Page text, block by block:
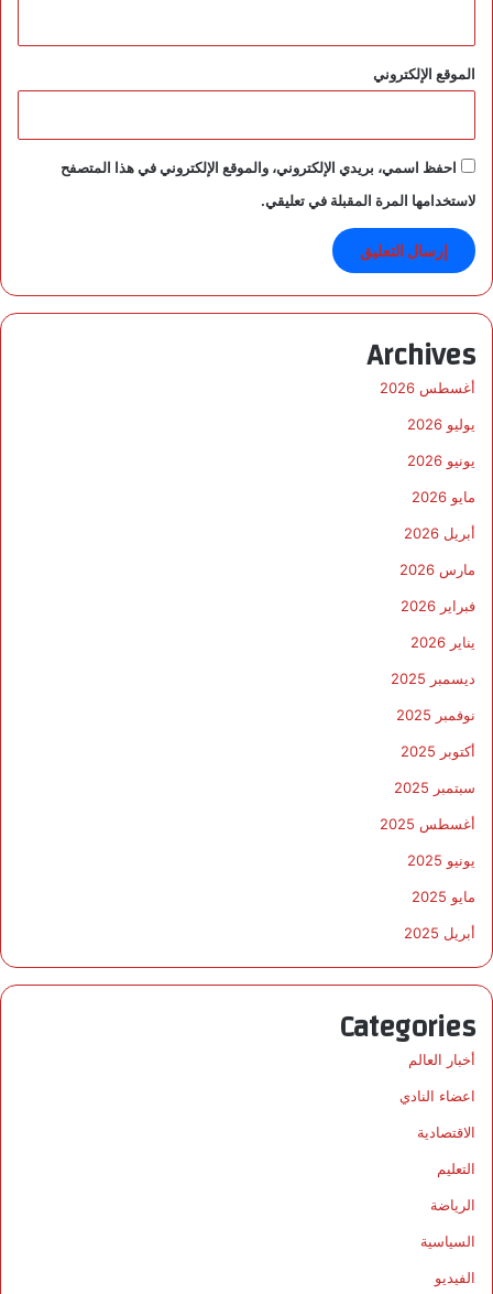
الموقع الإلكتروني
احفظ اسمي، بريدي الإلكتروني، والموقع الإلكتروني في هذا المتصفح
لاستخدامها المرة المقبلة في تعليقي.
Archives
أغسطس 2026
يوليو 2026
يونيو 2026
مايو 2026
أبريل 2026
مارس 2026
فبراير 2026
يناير 2026
ديسمبر 2025
نوفمبر 2025
أكتوبر 2025
سبتمبر 2025
أغسطس 2025
يونيو 2025
مايو 2025
أبريل 2025
Categories
أخبار العالم
اعضاء النادي
الاقتصادية
التعليم
الرياضة
السياسية
الفيديو